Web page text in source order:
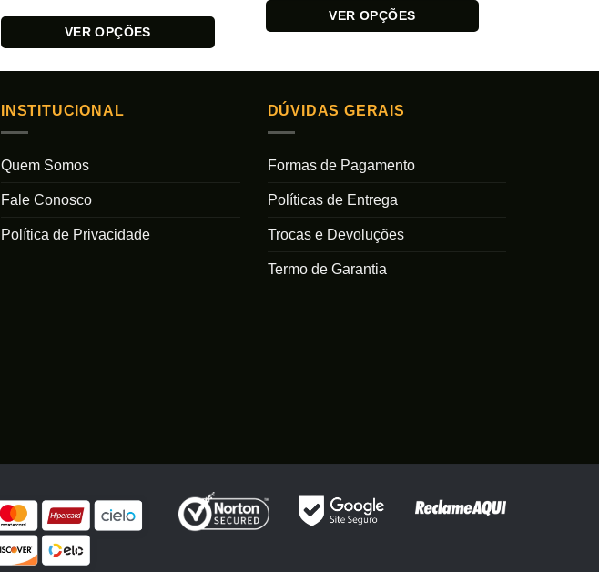
VER OPÇÕES
várias
As
podem
VER OPÇÕES
várias
opções
ser
escolhidas
página
INSTITUCIONAL
Quem Somos
Fale Conosco
Política de Privacidade
DÚVIDAS GERAIS
Formas de Pagamento
Políticas de Entrega
Trocas e Devoluções
Termo de Garantia